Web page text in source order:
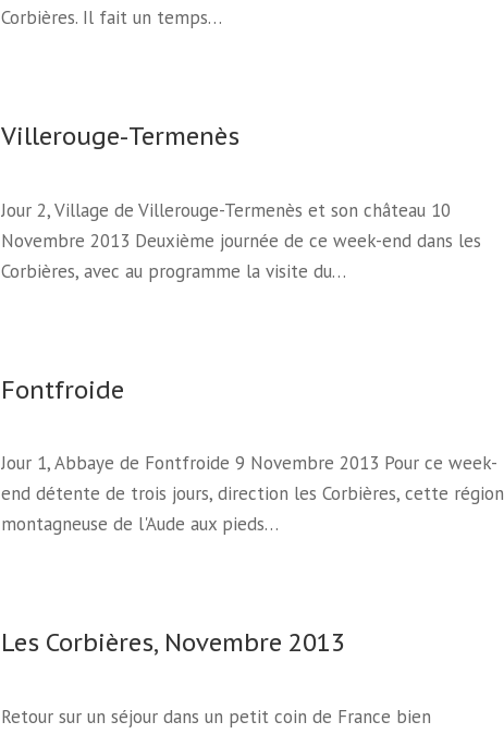
Corbières. Il fait un temps…
Villerouge-Termenès
Jour 2, Village de Villerouge-Termenès et son château 10
Novembre 2013 Deuxième journée de ce week-end dans les
Corbières, avec au programme la visite du…
Fontfroide
Jour 1, Abbaye de Fontfroide 9 Novembre 2013 Pour ce week-
end détente de trois jours, direction les Corbières, cette région
montagneuse de l'Aude aux pieds…
Les Corbières, Novembre 2013
Retour sur un séjour dans un petit coin de France bien